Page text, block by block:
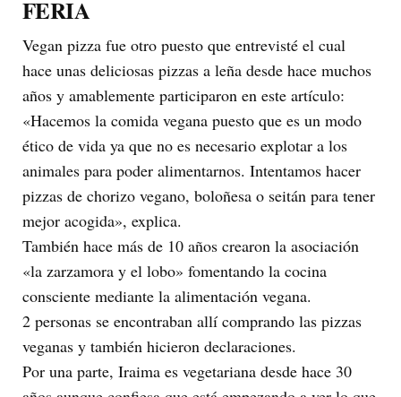
FERIA
Vegan pizza fue otro puesto que entrevisté el cual
hace unas deliciosas pizzas a leña desde hace muchos
años y amablemente participaron en este artículo:
«Hacemos la comida vegana puesto que es un modo
ético de vida ya que no es necesario explotar a los
animales para poder alimentarnos. Intentamos hacer
pizzas de chorizo vegano, boloñesa o seitán para tener
mejor acogida», explica.
También hace más de 10 años crearon la asociación
«la zarzamora y el lobo» fomentando la cocina
consciente mediante la alimentación vegana.
2 personas se encontraban allí comprando las pizzas
veganas y también hicieron declaraciones.
Por una parte, Iraima es vegetariana desde hace 30